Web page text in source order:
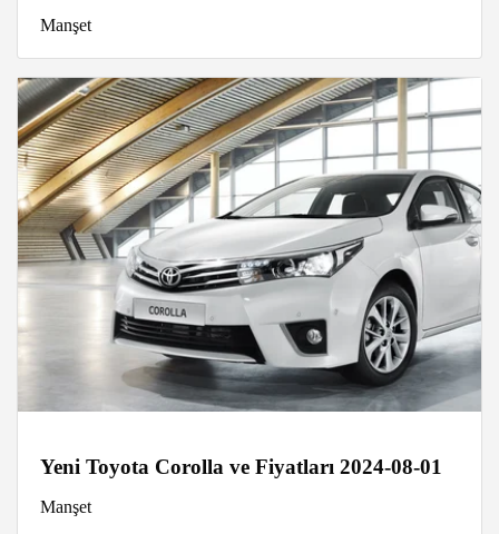
Manşet
Yeni Toyota Corolla ve Fiyatları 2024-08-01
Manşet